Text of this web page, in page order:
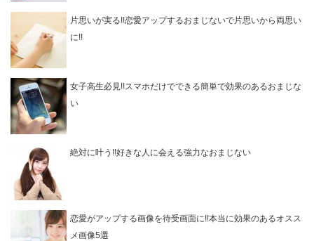
片思いが実る!!恋愛アップするおまじないで片思いから両思い
に!!
女子高生必見!!スマホだけでできる簡単で効果のあるおまじな
い
絶対に叶う!!好きな人に会える強力なおまじない
恋愛がアップする画像を待受画面に!!本当に効果のあるオスス
メ画像5選